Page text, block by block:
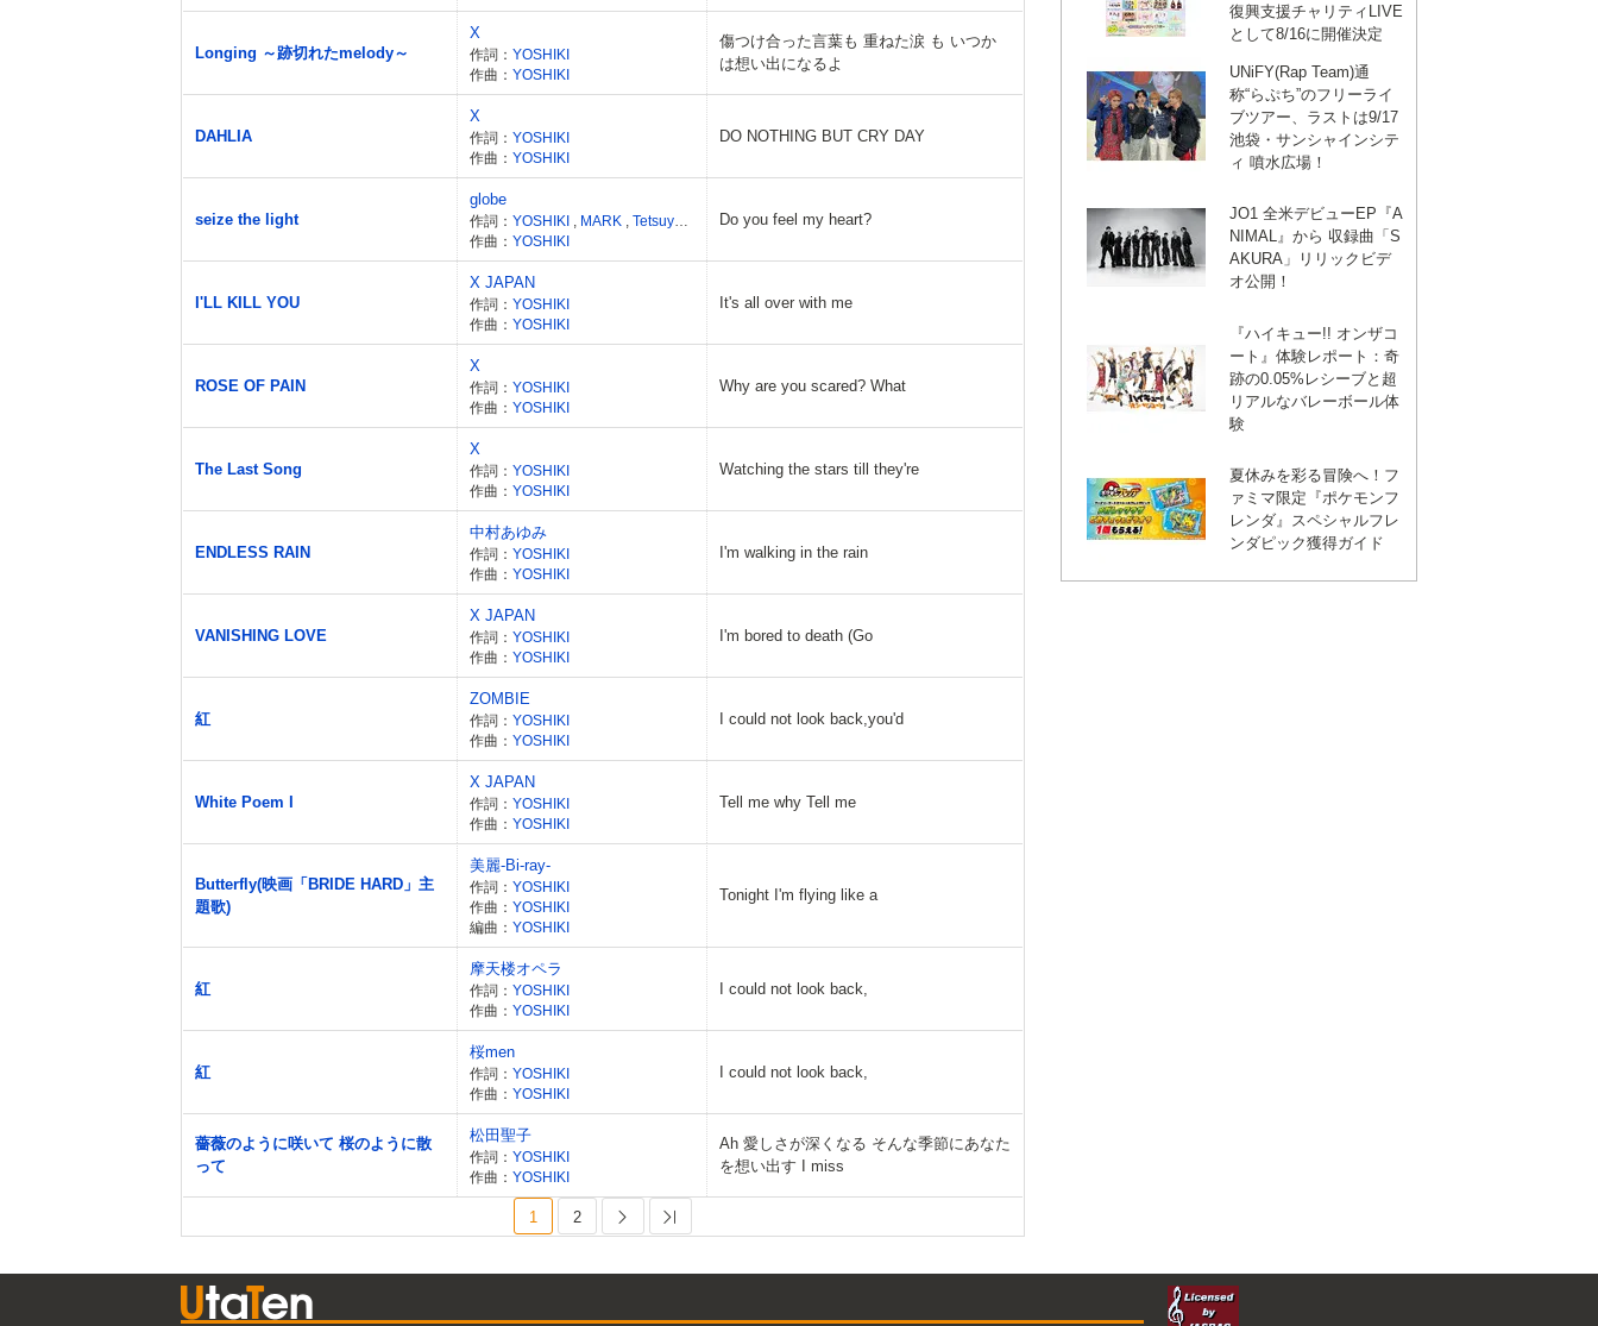
Longing ～跡切れたmelody～
X
作詞： YOSHIKI
作曲： YOSHIKI
傷つけ合った言葉も 重ねた涙 も いつか
は想い出になるよ
DAHLIA
X
作詞： YOSHIKI
作曲： YOSHIKI
DO NOTHING BUT CRY DAY
seize the light
globe
作詞： YOSHIKI MARK
Tetsuya Komuro
作曲： YOSHIKI
Do you feel my heart?
I'LL KILL YOU
X JAPAN
作詞： YOSHIKI
作曲： YOSHIKI
It's all over with me
ROSE OF PAIN
X
作詞： YOSHIKI
作曲： YOSHIKI
Why are you scared? What
The Last Song
X
作詞： YOSHIKI
作曲： YOSHIKI
Watching the stars till they're
ENDLESS RAIN
中村あゆみ
作詞： YOSHIKI
作曲： YOSHIKI
I'm walking in the rain
VANISHING LOVE
X JAPAN
作詞： YOSHIKI
作曲： YOSHIKI
I'm bored to death (Go
紅
ZOMBIE
作詞： YOSHIKI
作曲： YOSHIKI
I could not look back,you'd
White Poem I
X JAPAN
作詞： YOSHIKI
作曲： YOSHIKI
Tell me why Tell me
Butterfly(映画「BRIDE HARD」主
題歌)
美麗-Bi-ray-
作詞： YOSHIKI
作曲： YOSHIKI
編曲： YOSHIKI
Tonight I'm flying like a
紅
摩天楼オペラ
作詞： YOSHIKI
作曲： YOSHIKI
I could not look back,
紅
桜men
作詞： YOSHIKI
作曲： YOSHIKI
I could not look back,
薔薇のように咲いて 桜のように散
って
松田聖子
作詞： YOSHIKI
作曲： YOSHIKI
Ah 愛しさが深くなる そんな季節にあなた
を想い出す I miss
1 2 Next
復興支援チャリティLIVE
として8/16に開催決定
UNiFY(Rap Team)通
称“らぷち”のフリーライ
ブツアー、ラストは9/17
池袋・サンシャインシテ
ィ 噴水広場！
JO1 全米デビューEP『A
NIMAL』から 収録曲「S
AKURA」リリックビデ
オ公開！
『ハイキュー!! オンザコ
ート』体験レポート：奇
跡の0.05%レシーブと超
リアルなバレーボール体
験
夏休みを彩る冒険へ！フ
ァミマ限定『ポケモンフ
レンダ』スペシャルフレ
ンダピック獲得ガイド